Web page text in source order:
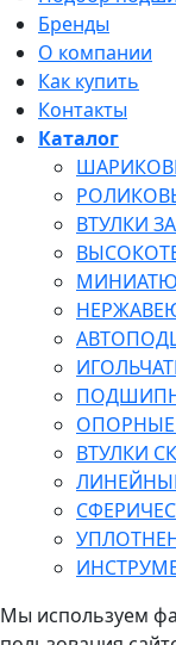
Бренды
О компании
Как купить
Контакты
Каталог
ВТУЛКИ
ВТУЛКИ
Мы используем